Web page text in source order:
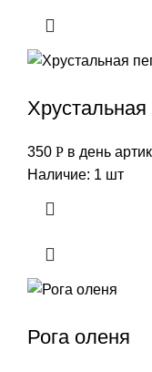
350 Р в день
Наличие: 1 шт
Рога оленя